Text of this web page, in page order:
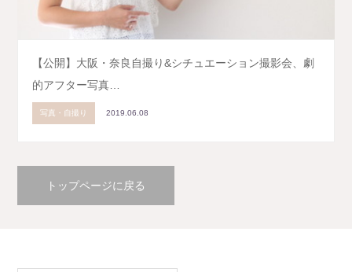
【公開】大阪・奈良自撮り&シチュエーション撮影会、劇
的アフター写真…
写真・自撮り 2019.06.08
トップページに戻る